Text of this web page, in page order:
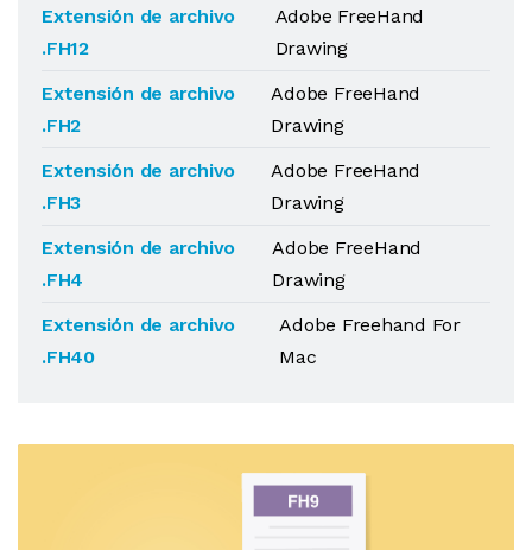
Extensión de archivo
.FH12
Adobe FreeHand
Drawing
Extensión de archivo
.FH2
Adobe FreeHand
Drawing
Extensión de archivo
.FH3
Adobe FreeHand
Drawing
Extensión de archivo
.FH4
Adobe FreeHand
Drawing
Extensión de archivo
.FH40
Adobe Freehand For
Mac